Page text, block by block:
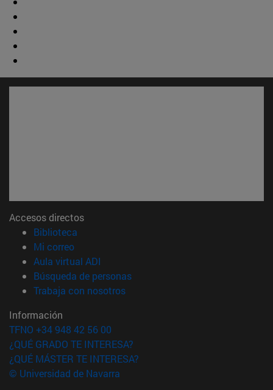
Accesos directos
Biblioteca
Mi correo(abre en nueva ventana)
Aula virtual ADI
Búsqueda de personas(abre en nueva ventana)
Trabaja con nosotros(abre en nueva ventana)
Información
TFNO +34 948 42 56 00
¿QUÉ GRADO TE INTERESA?
¿QUÉ MÁSTER TE INTERESA?
© Universidad de Navarra